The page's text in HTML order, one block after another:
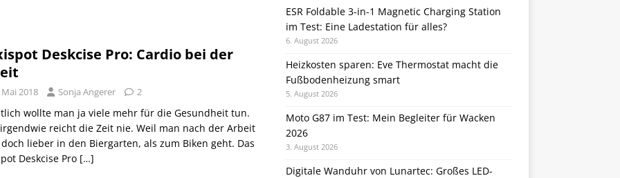
Laufen: Virtuelle Challenges
GESUNDHEIT
Deskcise Pro: Cardio bei der
2018 Sonja Angerer 2
wollte man ja viele mehr für die Gesundheit tun.
reicht die Zeit nie. Weil man nach der Arbeit
lieber in den Biergarten, als zum Biken geht. Das
Deskcise Pro […]
ESR Foldable 3-in-1 Magnetic Charging Station
im Test: Eine Ladestation für alles?
6. August 2026
Heizkosten sparen: Eve Thermostat macht die
Fußbodenheizung smart
5. August 2026
Moto G87 im Test: Mein Begleiter für Wacken
2026
3. August 2026
Digitale Wanduhr von Lunartec: Großes LED-